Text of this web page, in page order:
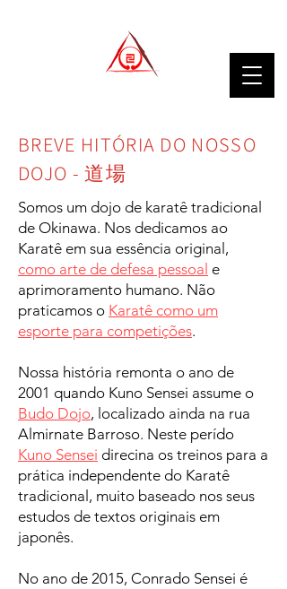
BREVE HITÓRIA DO NOSSO
DOJO - 道場
Somos um dojo de karatê tradicional
de Okinawa. Nos dedicamos ao
Karatê em sua essência original,
como arte de defesa pessoal e
aprimoramento humano. Não
praticamos o Karatê como um
esporte para competições.
Nossa história remonta o ano de
2001 quando Kuno Sensei assume o
Budo Dojo, localizado ainda na rua
Almirnate Barroso. Neste perído
Kuno Sensei direcina os treinos para a
prática independente do Karatê
tradicional, muito baseado nos seus
estudos de textos originais em
japonês.
No ano de 2015, Conrado Sensei é